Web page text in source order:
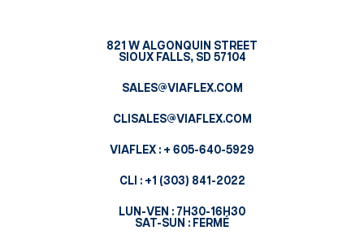
821 W ALGONQUIN STREET
SIOUX FALLS, SD 57104
SALES@VIAFLEX.COM
CLISALES@VIAFLEX.COM
VIAFLEX : + 605-640-5929
CLI : +1 (303) 841-2022
LUN-VEN : 7H30-16H30
SAT-SUN : FERMÉ